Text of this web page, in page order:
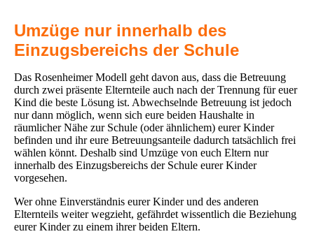
Umzüge nur innerhalb des
Einzugsbereichs der Schule
Das Rosenheimer Modell geht davon aus, dass die Betreuung
durch zwei präsente Elternteile auch nach der Trennung für euer
Kind die beste Lösung ist. Abwechselnde Betreuung ist jedoch
nur dann möglich, wenn sich eure beiden Haushalte in
räumlicher Nähe zur Schule (oder ähnlichem) eurer Kinder
befinden und ihr eure Betreuungsanteile dadurch tatsächlich frei
wählen könnt. Deshalb sind Umzüge von euch Eltern nur
innerhalb des Einzugsbereichs der Schule eurer Kinder
vorgesehen.
Wer ohne Einverständnis eurer Kinder und des anderen
Elternteils weiter wegzieht, gefährdet wissentlich die Beziehung
eurer Kinder zu einem ihrer beiden Eltern.